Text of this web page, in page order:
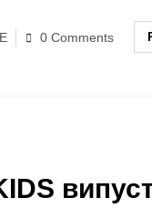
0 Comments